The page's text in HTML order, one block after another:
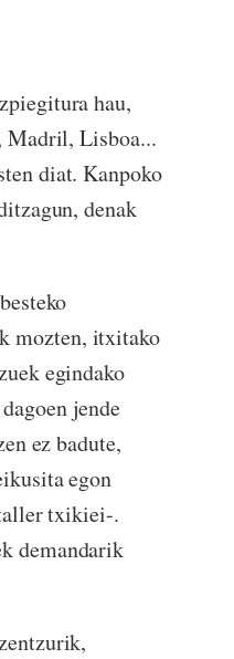
hau,
Madril, Lisboa...
diat. Kanpoko
denak
mozten, itxitako
egindako
jende
ez badute,
egon
txikiei-.
demandarik